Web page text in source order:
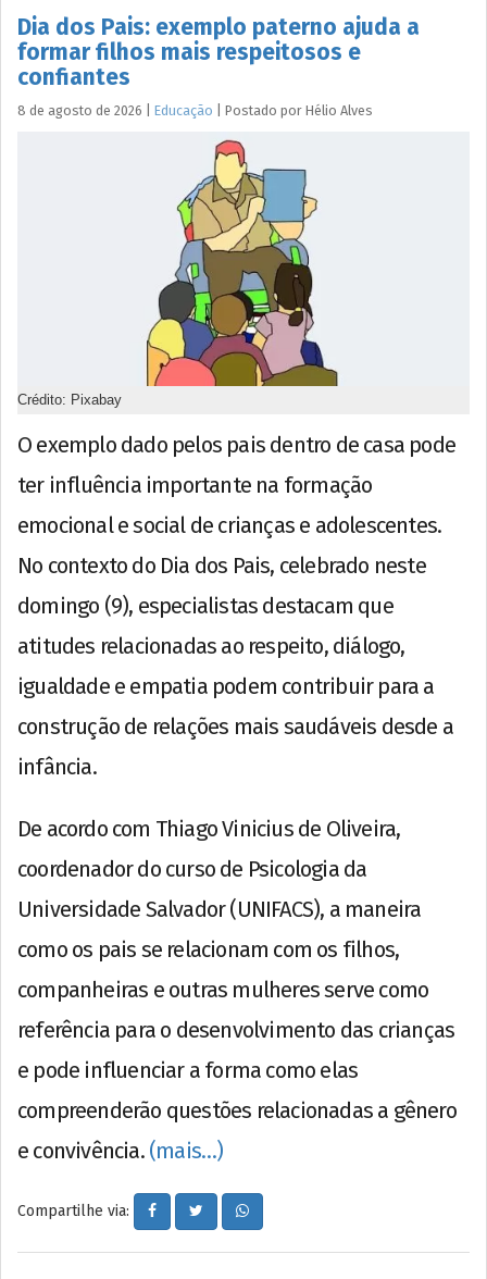
Dia dos Pais: exemplo paterno ajuda a
formar filhos mais respeitosos e
confiantes
8 de agosto de 2026 Educação Postado por Hélio Alves
Crédito: Pixabay
O exemplo dado pelos pais dentro de casa pode
ter influência importante na formação
emocional e social de crianças e adolescentes.
No contexto do Dia dos Pais, celebrado neste
domingo (9), especialistas destacam que
atitudes relacionadas ao respeito, diálogo,
igualdade e empatia podem contribuir para a
construção de relações mais saudáveis desde a
infância.
De acordo com Thiago Vinicius de Oliveira,
coordenador do curso de Psicologia da
Universidade Salvador (UNIFACS), a maneira
como os pais se relacionam com os filhos,
companheiras e outras mulheres serve como
referência para o desenvolvimento das crianças
e pode influenciar a forma como elas
compreenderão questões relacionadas a gênero
e convivência. (mais…)
Compartilhe via: